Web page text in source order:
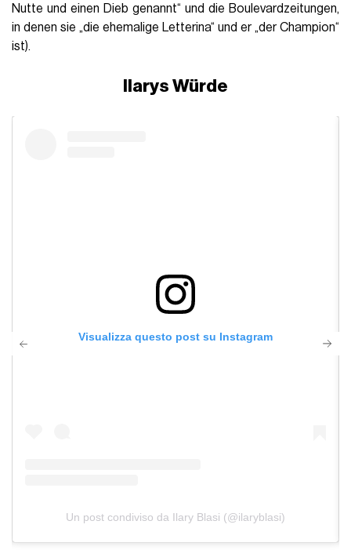
Nutte und einen Dieb genannt“ und die Boulevardzeitungen,
in denen sie „die ehemalige Letterina“ und er „der Champion“
ist).
Ilarys Würde
Visualizza questo post su Instagram
Un post condiviso da Ilary Blasi (@ilaryblasi)